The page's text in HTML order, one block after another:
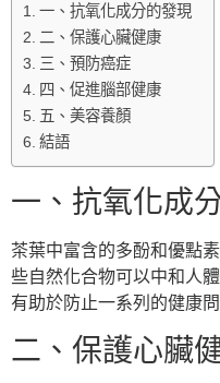
一、抗氧化成分的發現
二、保護心臟健康
三、預防癌症
四、促進腦部健康
五、美容養顏
結語
一、抗氧化成
茶葉中富含的多酚和優點
些自然化合物可以中和人
有助於防止一系列的健康問
二、保護心臟